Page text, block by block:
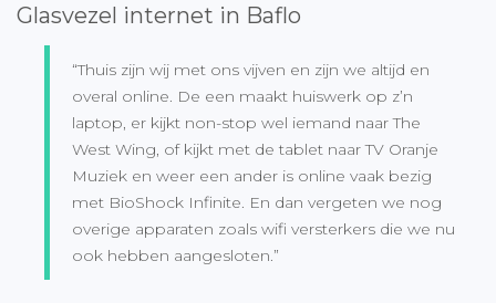
Glasvezel internet in Baflo
“Thuis zijn wij met ons vijven en zijn we altijd en
overal online. De een maakt huiswerk op z’n
laptop, er kijkt non-stop wel iemand naar The
West Wing, of kijkt met de tablet naar TV Oranje
Muziek en weer een ander is online vaak bezig
met BioShock Infinite. En dan vergeten we nog
overige apparaten zoals wifi versterkers die we nu
ook hebben aangesloten.”